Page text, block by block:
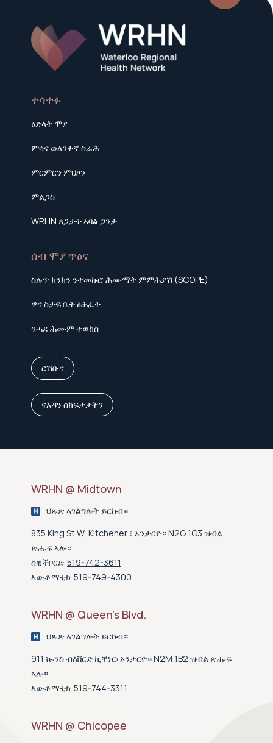
ተሳተፉ
ዕድላት ሞያ
ምሳና ወለንተኛ ስራሕ
ምርምርን ምህዞን
ምልጋስ
WRHN ጸጋታት ኣባል ጋንታ
ሰብ ሞያ ጥዕና
ስሉጥ ክንክን ንተመኩሮ ሕሙማት ምምሕያሽ (SCOPE)
ዋና ስታፍ ቤት ፅሕፈት
ንሓደ ሕሙም ተወከስ
ርኸቡና
ናእዳን ስክፍታታትን
WRHN @ Midtown
ህጹጽ ኣገልግሎት ይርከብ።
835 King St W, Kitchener ፣ ኦንታርዮ። N2G 1G3 ዝብል
ጽሑፍ ኣሎ።
ስዊችቦርድ 519-742-3611
ኣውቶማቲክ 519-749-4300
WRHN @ Queen’s Blvd.
ህጹጽ ኣገልግሎት ይርከብ።
911 ኲንስ ብለቨርድ ኪቸነር፡ ኦንታርዮ። N2M 1B2 ዝብል ጽሑፍ
ኣሎ።
ኣውቶማቲክ 519-744-3311
WRHN @ Chicopee